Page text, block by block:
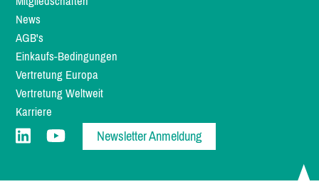
News
AGB's
Einkaufs-Bedingungen
Vertretung Europa
Vertretung Weltweit
Karriere
Newsletter Anmeldung